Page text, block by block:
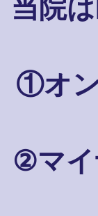
当院
①オン
②マイ